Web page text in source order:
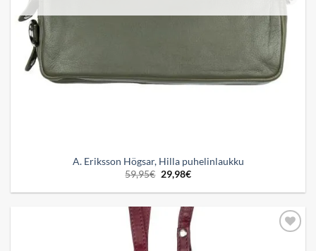
A. Eriksson Högsar, Hilla puhelinlaukku
59,95€ Alkuperäinen
hinta
oli:
29,98€Nykyinen
on: